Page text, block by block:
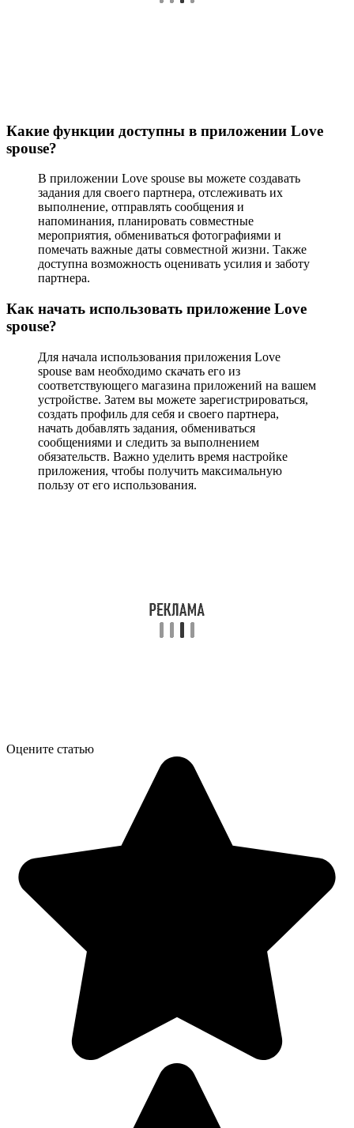
Какие функции доступны в приложении Love
spouse?
В приложении Love spouse вы можете создавать
задания для своего партнера, отслеживать их
выполнение, отправлять сообщения и
напоминания, планировать совместные
мероприятия, обмениваться фотографиями и
помечать важные даты совместной жизни. Также
доступна возможность оценивать усилия и заботу
партнера.
Как начать использовать приложение Love
spouse?
Для начала использования приложения Love
spouse вам необходимо скачать его из
соответствующего магазина приложений на вашем
устройстве. Затем вы можете зарегистрироваться,
создать профиль для себя и своего партнера,
начать добавлять задания, обмениваться
сообщениями и следить за выполнением
обязательств. Важно уделить время настройке
приложения, чтобы получить максимальную
пользу от его использования.
Оцените статью